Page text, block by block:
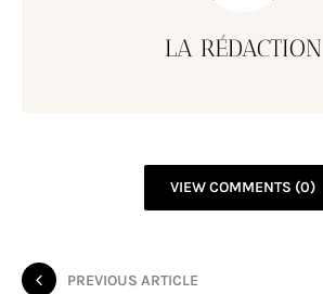
LA RÉDACTION
VIEW COMMENTS (0)
PREVIOUS ARTICLE